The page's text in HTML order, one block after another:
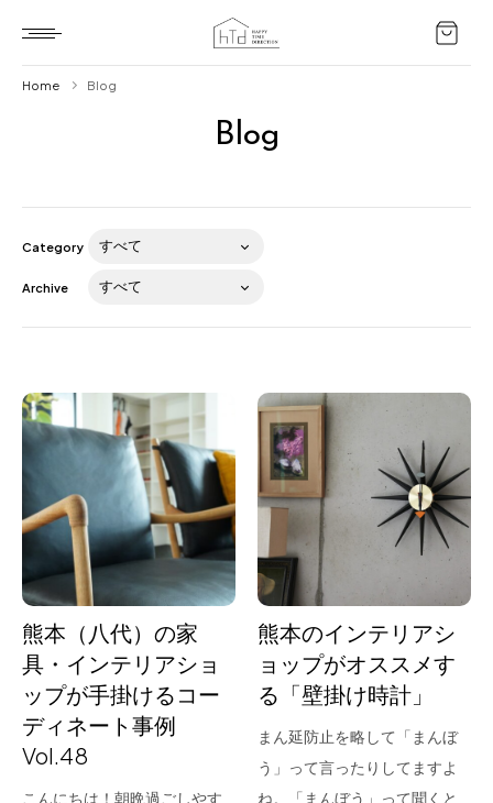
Blog
About us
for Business
Recruit
Contact
Blog
Home Blog
Category
Archive
熊本（八代）の家
具・インテリアショ
ップが手掛けるコー
ディネート事例
Vol.48
こんにちは！朝晩過ごしやす
熊本のインテリアシ
ョップがオススメす
る「壁掛け時計」
まん延防止を略して「まんぼ
う」って言ったりしてますよ
ね。「まんぼう」って聞くと